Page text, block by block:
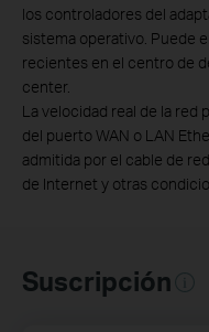
los controladores del
sistema operativo. Puede
recientes en el centro de
center.
La velocidad real de la red
del puerto WAN o LAN
admitida por el cable de
de Internet y otras
Suscripción